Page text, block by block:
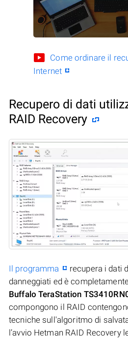
Come ordinare il
Internet
Recupero di dati
RAID Recovery
Il programma
recupera i dati
danneggiati ed è
Buffalo TeraStation
compongono il RAID
tecniche sull'algoritmo di
l’avvio Hetman RAID Recovery